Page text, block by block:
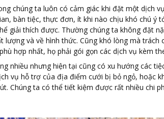
chúng ta luôn có cảm giác khi đặt một dịch
bàn tiệc, thực đơn, ít khi nào chịu khó chú ý
giải thích được. Thường chúng ta không đặt
lượng và về hình thức. Cũng khó lòng mà
hợp nhất, họ phải gói gọn các dịch vụ kèm
nhiều nhưng hiện tại cũng có xu hướng các
vụ hỗ trợ của địa điểm cưới bị bỏ ngỏ, hoặc
Chúng ta có thể tiết kiệm được rất nhiều chi